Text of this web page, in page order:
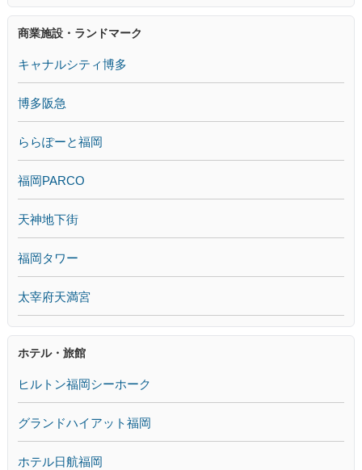
商業施設・ランドマーク
キャナルシティ博多
博多阪急
ららぽーと福岡
福岡PARCO
天神地下街
福岡タワー
太宰府天満宮
ホテル・旅館
ヒルトン福岡シーホーク
グランドハイアット福岡
ホテル日航福岡